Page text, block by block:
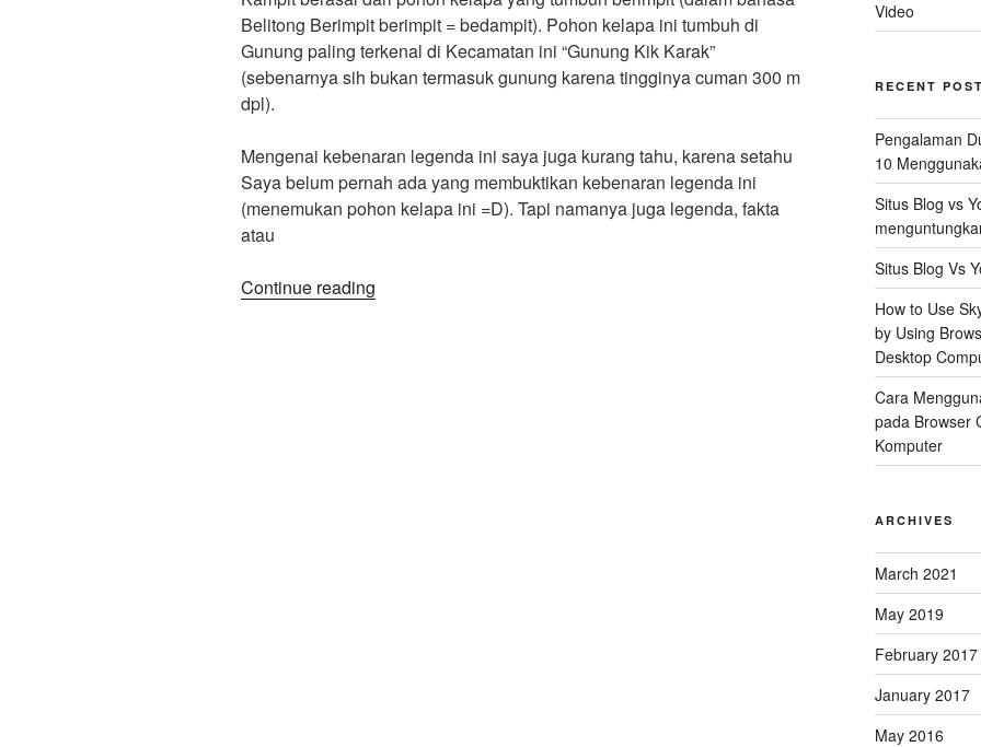
Belitong Berimpit berimpit = bedampit). Pohon kelapa ini tumbuh di
Gunung paling terkenal di Kecamatan ini “Gunung Kik Karak”
(sebenarnya sih bukan termasuk gunung karena tingginya cuman 300 m
dpl).
Mengenai kebenaran legenda ini saya juga kurang tahu, karena setahu
Saya belum pernah ada yang membuktikan kebenaran legenda ini
(menemukan pohon kelapa ini =D). Tapi namanya juga legenda, fakta
atau
Continue reading
Video
RECENT
Pengalaman
10
Situs Blog vs
Situs Blog Vs
How to Use
by Using
Desktop
Cara
pada Browser
Komputer
ARCHIVES
March 2021
May 2019
February 2017
January 2017
May 2016